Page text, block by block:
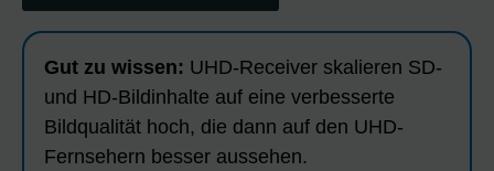
Gut zu wissen: UHD-Receiver skalieren SD-
und HD-Bildinhalte auf eine verbesserte
Bildqualität hoch, die dann auf den UHD-
Fernsehern besser aussehen.